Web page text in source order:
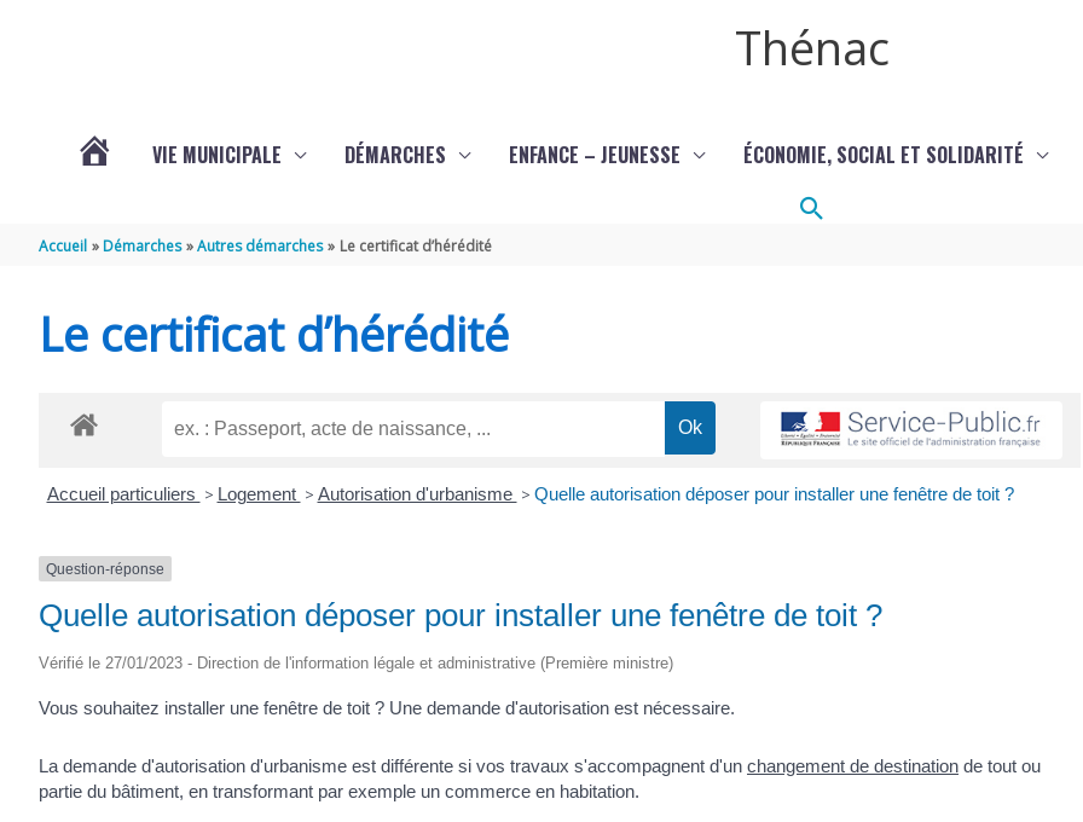
Thénac
THÉNAC
VIE MUNICIPALE DÉMARCHES ENFANCE – JEUNESSE ÉCONOMIE, SOCIAL ET SOLIDARITÉ
Rechercher
Accueil Démarches Autres démarches Le certificat d’hérédité
Le certificat d’hérédité
Accueil particuliers > Logement > Autorisation d'urbanisme > Quelle autorisation déposer pour installer une fenêtre de toit ?
Question-réponse
Quelle autorisation déposer pour installer une fenêtre de toit ?
Vérifié le 27/01/2023 - Direction de l'information légale et administrative (Première ministre)
Vous souhaitez installer une fenêtre de toit ? Une demande d'autorisation est nécessaire.
La demande d'autorisation d'urbanisme est différente si vos travaux s'accompagnent d'un changement de destination de tout ou
partie du bâtiment, en transformant par exemple un commerce en habitation.